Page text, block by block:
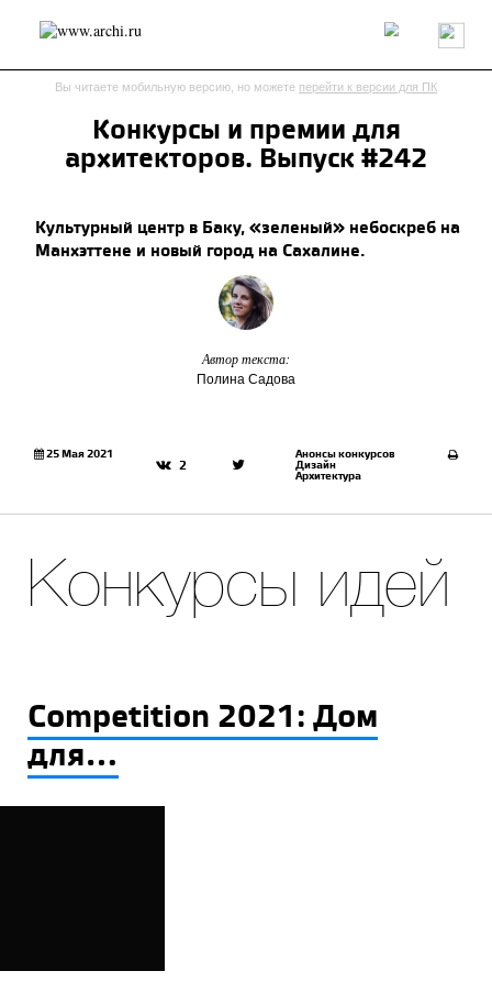
Россия Мир Технологии Интерьер Пресса
Архитекторы
send.project Анонсы конкурсов
Обзор
Объект
Результаты конкурса
Репортаж
Рецензия Архитектура
Иностранцы в России
Образование
Вы читаете мобильную версию, но можете перейти к версии для ПК
Конкурсы и премии для
архитекторов. Выпуск #242
Культурный центр в Баку, «зеленый» небоскреб на
Манхэттене и новый город на Сахалине.
Автор текста:
Полина Садова
25 Мая 2021
2
Анонсы конкурсов
Дизайн
Архитектура
Конкурсы идей
Competition 2021: Дом
для...